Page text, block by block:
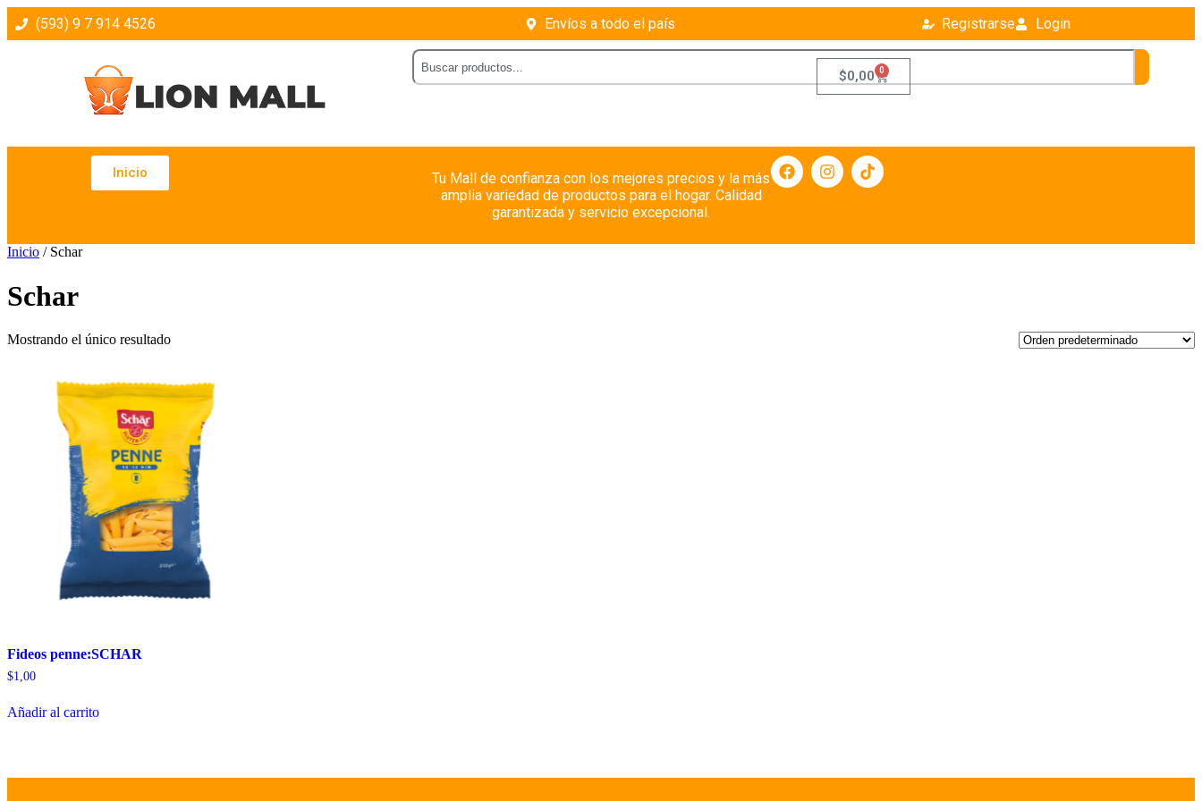
(593) 9 7 914 4526 Envíos a todo el país Registrarse Login
$0,00 0
Inicio
Tu Mall de confianza con los mejores precios y la más
amplia variedad de productos para el hogar. Calidad
garantizada y servicio excepcional.
Inicio / Schar
Schar
Mostrando el único resultado
Fideos penne:SCHAR
$1,00
Añadir al carrito